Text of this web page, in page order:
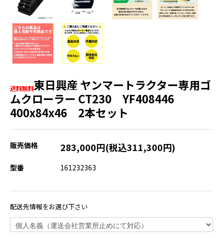
東日興産 ヤンマートラクター専用ゴ
ムクローラー CT230 YF408446
400x84x46 2本セット
販売価格 283,000円(税込311,300円)
型番 161232363
配送先情報をお選び下さい